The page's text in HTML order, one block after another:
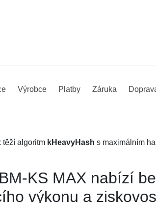
Výrobce Platby Záruka
těží algoritm kHeavyHash s maximálním
KS MAX nabízí
výkonu a